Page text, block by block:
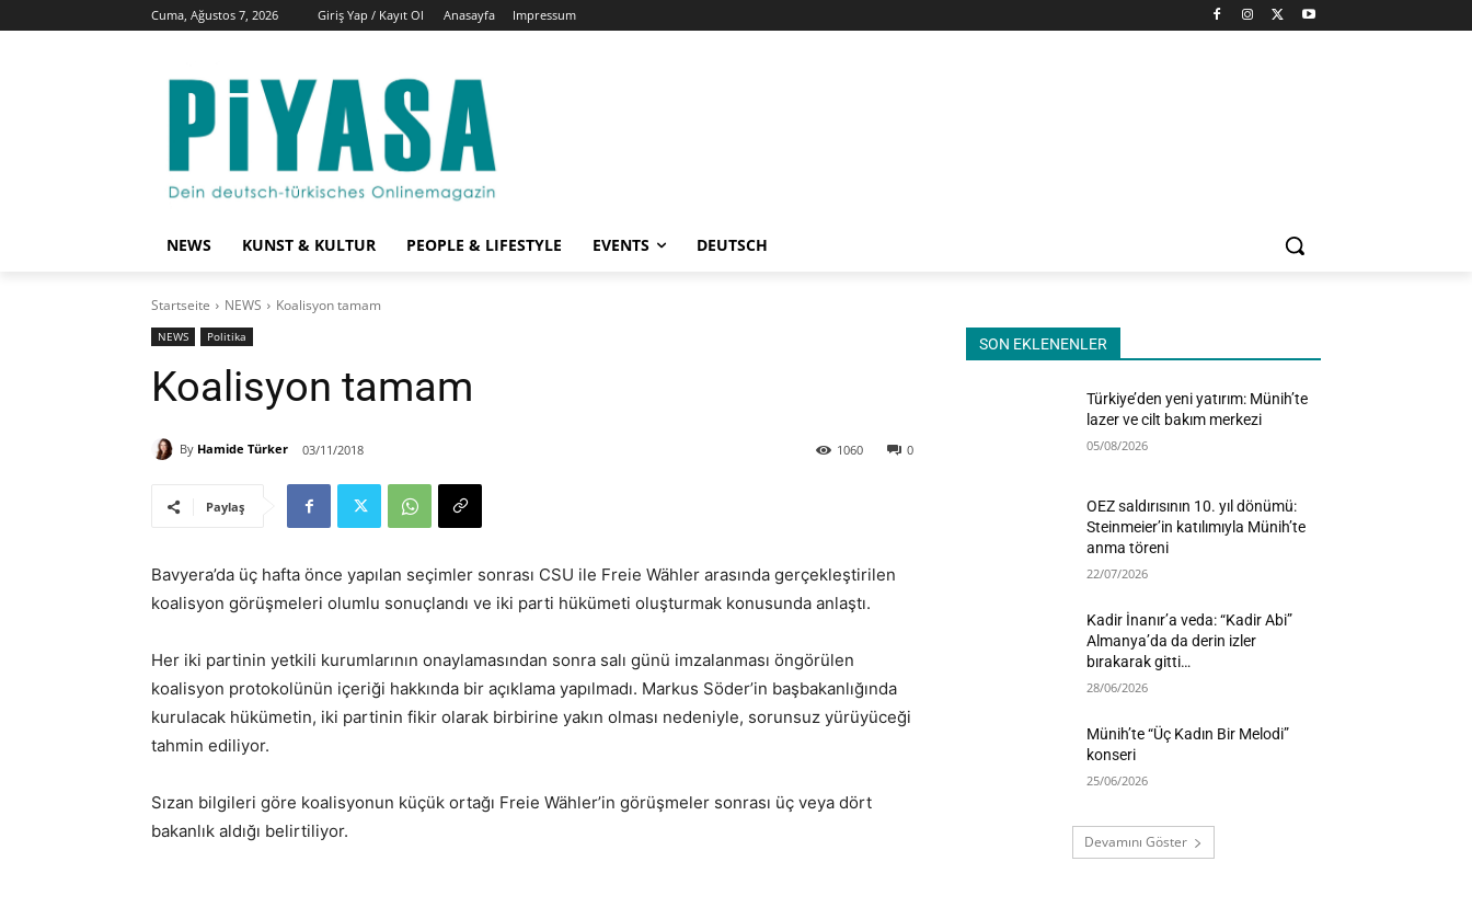
Cuma, Ağustos 7, 2026 Giriş Yap / Kayıt Ol Anasayfa Impressum
NEWS KUNST & KULTUR PEOPLE & LIFESTYLE EVENTS DEUTSCH
Startseite NEWS Koalisyon tamam
NEWS Politika
Koalisyon tamam
By Hamide Türker 03/11/2018 0
1060
Paylaş
Bavyera’da üç hafta önce yapılan seçimler sonrası CSU ile Freie Wähler arasında gerçekleştirilen
koalisyon görüşmeleri olumlu sonuçlandı ve iki parti hükümeti oluşturmak konusunda anlaştı.
Her iki partinin yetkili kurumlarının onaylamasından sonra salı günü imzalanması öngörülen
koalisyon protokolünün içeriği hakkında bir açıklama yapılmadı. Markus Söder’in başbakanlığında
kurulacak hükümetin, iki partinin fikir olarak birbirine yakın olması nedeniyle, sorunsuz yürüyüceği
tahmin ediliyor.
Sızan bilgileri göre koalisyonun küçük ortağı Freie Wähler’in görüşmeler sonrası üç veya dört
bakanlık aldığı belirtiliyor.
SON EKLENENLER
Türkiye’den yeni yatırım: Münih’te
lazer ve cilt bakım merkezi
05/08/2026
OEZ saldırısının 10. yıl dönümü:
Steinmeier’in katılımıyla Münih’te
anma töreni
22/07/2026
Kadir İnanır’a veda: “Kadir Abi”
Almanya’da da derin izler
bırakarak gitti…
28/06/2026
Münih’te “Üç Kadın Bir Melodi”
konseri
25/06/2026
Devamını Göster